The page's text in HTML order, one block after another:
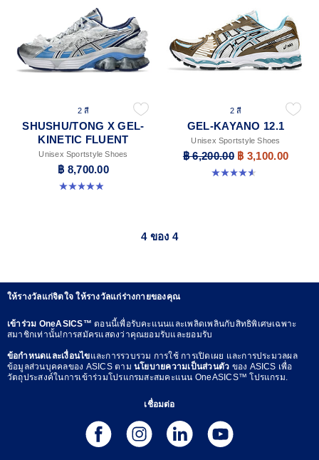
2 สี
SHUSHU/TONG X GEL-
KINETIC FLUENT
Unisex Sportstyle Shoes
฿ 8,700.00
4.9 จาก 5 ดาว 22 รีวิว
2 สี
GEL-KAYANO 12.1
Unisex Sportstyle Shoes
฿ 6,200.00 ฿ 3,100.00
4.6 จาก 5 ดาว 13 รีวิว
4 ของ 4
ให้รางวัลแก่จิตใจ ให้รางวัลแก่ร่างกายของคุณ
เข้าร่วม OneASICS™ตอนนี้เพื่อรับคะแนนและเพลิดเพลินกับสิทธิพิเศษเฉพาะ
สมาชิกเท่านั้น!การสมัครแสดงว่าคุณยอมรับและยอมรับ
ข้อกำหนดและเงื่อนไขและการรวบรวม การใช้ การเปิดเผย และการประมวลผล
ข้อมูลส่วนบุคคลของ ASICS ตาม นโยบายความเป็นส่วนตัว ของ ASICS เพื่อ
วัตถุประสงค์ในการเข้าร่วมโปรแกรมสะสมคะแนน OneASICS™ โปรแกรม.
เชื่อมต่อ